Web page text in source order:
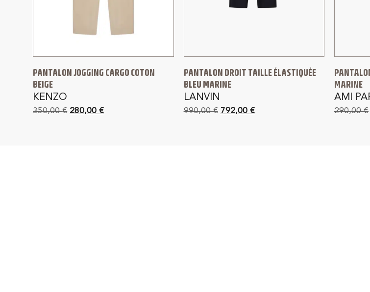
PANTALON JOGGING CARGO COTON
BEIGE
KENZO
350,00€ 280,00€
PANTALON DROIT TAILLE ÉLASTIQUÉE
BLEU MARINE
LANVIN
990,00€ 792,00 €
MARINE
AMI
290,00€